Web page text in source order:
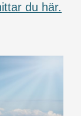
du här.